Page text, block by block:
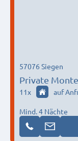
Private
Siegen/
57076 Siegen
11x auf
Mind. 4 Nächte